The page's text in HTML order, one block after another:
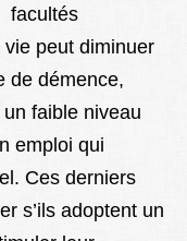
facultés
peut diminuer
de démence,
faible niveau
emploi qui
Ces derniers
s’ils adoptent un